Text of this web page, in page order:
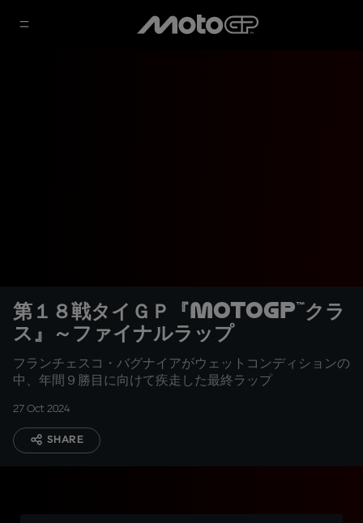
第１８戦タイＧＰ『MotoGP™クラ
ス』～ファイナルラップ
フランチェスコ・バグナイアがウェットコンディションの
中、年間９勝目に向けて疾走した最終ラップ
27 Oct 2024
SHARE